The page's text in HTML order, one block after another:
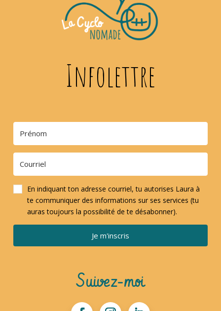
Infolettre
En indiquant ton adresse courriel, tu autorises Laura à
te communiquer des informations sur ses services (tu
auras toujours la possibilité de te désabonner).
Je m'inscris
Suivez-moi